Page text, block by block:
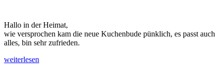
Hallo in der Heimat,
wie versprochen kam die neue Kuchenbude pünklich, es passt auch
alles, bin sehr zufrieden.
„Logbuch
weiterlesen